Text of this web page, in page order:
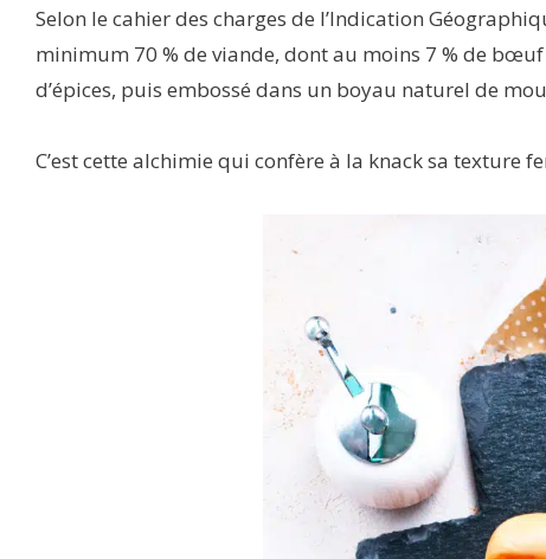
Selon le cahier des charges de l’Indication
minimum 70 % de viande, dont au moins 7 % de
d’épices, puis embossé dans un boyau naturel de
C’est cette alchimie qui confère à la knack sa texture